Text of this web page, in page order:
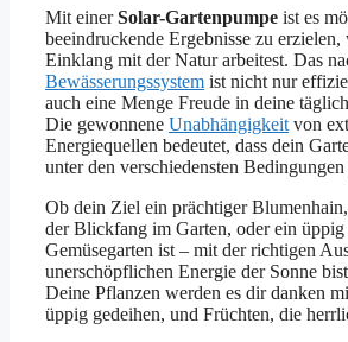
Mit einerSolar-Gartenpumpe ist es
beeindruckende Ergebnisse zu
Einklang mit der Natur arbeitest. Das
Bewässerungssystem ist nicht nur
auch eine Menge Freude in deine
Die gewonnene Unabhängigkeit von
Energiequellen bedeutet, dass dein
unter den verschiedensten
Ob dein Ziel ein prächtiger
der Blickfang im Garten, oder ein üppig
Gemüsegarten ist – mit der richtigen
unerschöpflichen Energie der Sonne
Deine Pflanzen werden es dir danken
üppig gedeihen, und Früchten, die